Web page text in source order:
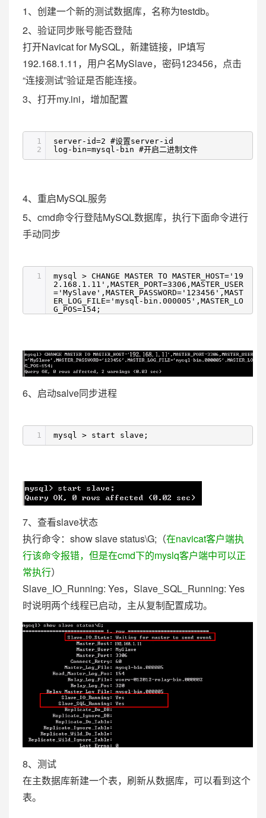
1、创建一个新的测试数据库，名称为testdb。
2、验证同步账号能否登陆
打开Navicat for MySQL，新建链接，IP填写
192.168.1.11，用户名MySlave，密码123456，点击
“连接测试”验证是否能连接。
3、打开my.ini，增加配置
1
2
server-id=2 #设置server-id
log-bin=mysql-bin #开启二进制文件
4、重启MySQL服务
5、cmd命令行登陆MySQL数据库，执行下面命令进行
手动同步
1
mysql > CHANGE MASTER TO MASTER_HOST='19
2.168.1.11',MASTER_PORT=3306,MASTER_USER
='MySlave',MASTER_PASSWORD='123456',MAST
ER_LOG_FILE='mysql-bin.000005',MASTER_LO
G_POS=154;
6、启动salve同步进程
1 mysql > start slave;
7、查看slave状态
执行命令：show slave status\G;（在navicat客户端执
行该命令报错，但是在cmd下的myslq客户端中可以正
常执行）
Slave_IO_Running: Yes，Slave_SQL_Running: Yes
时说明两个线程已启动，主从复制配置成功。
8、测试
在主数据库新建一个表，刷新从数据库，可以看到这个
表。